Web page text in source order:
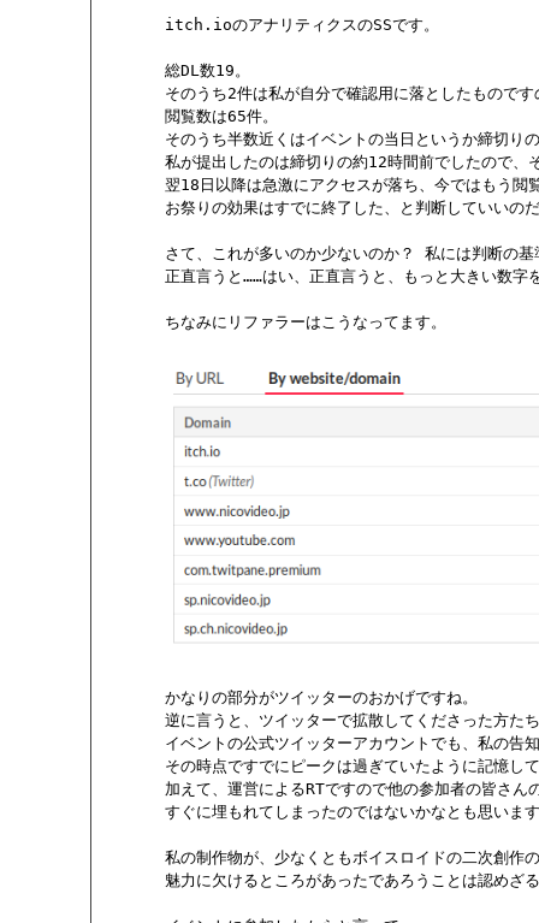
       itch.ioのアナリティクスのSSです。
       総DL数19。
そのうち2件は私が自分で確認用に落としたもので
       閲覧数は65件。
そのうち半数近くはイベントの当日というか締切り
私が提出したのは締切りの約12時間前でしたので、
翌18日以降は急激にアクセスが落ち、今ではもう閲
お祭りの効果はすでに終了した、と判断していいの
さて、これが多いのか少ないのか？ 私には判断の基
正直言うと……はい、正直言うと、もっと大きい数字
       ちなみにリファラーはこうなってます。
       かなりの部分がツイッターのおかげですね。
逆に言うと、ツイッターで拡散してくださった方た
イベントの公式ツイッターアカウントでも、私の告
その時点ですでにピークは過ぎていたように記憶し
加えて、運営によるRTですので他の参加者の皆さん
すぐに埋もれてしまったのではないかなとも思いま
私の制作物が、少なくともボイスロイドの二次創作
魅力に欠けるところがあったであろうことは認めざ